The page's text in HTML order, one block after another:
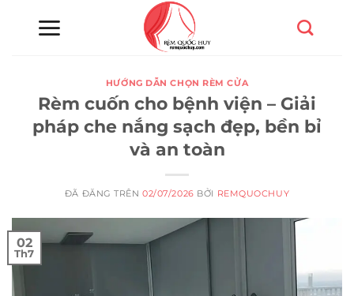
HƯỚNG DẪN CHỌN RÈM CỬA
Rèm cuốn cho bệnh viện – Giải
pháp che nắng sạch đẹp, bền bỉ
và an toàn
ĐÃ ĐĂNG TRÊN02/07/2026 BỞI REMQUOCHUY
02
Th7